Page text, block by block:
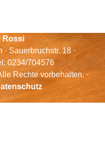
Rossi
Sauerbruchstr. 18 ·
0234/704576
Rechte vorbehalten. ·